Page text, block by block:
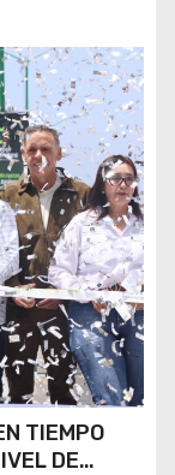
TIEMPO
DE